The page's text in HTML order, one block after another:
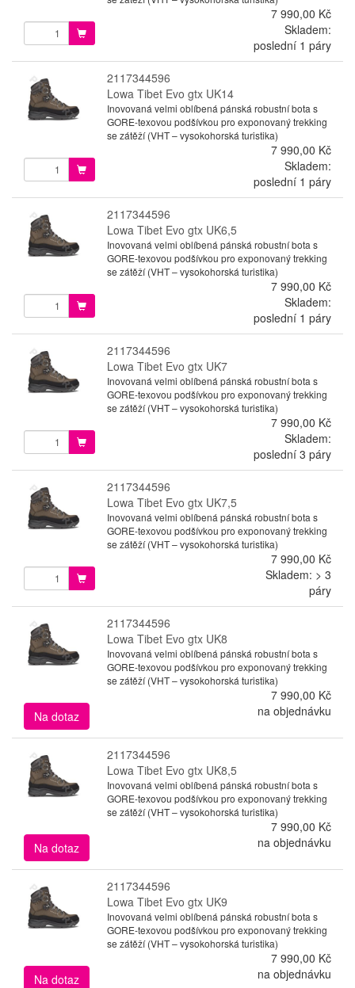
7 990,00 Kč
Skladem:
poslední 1 páry
2117344596
Lowa Tibet Evo gtx UK14
Inovovaná velmi oblíbená pánská robustní bota s
GORE-texovou podšívkou pro exponovaný trekking
se zátěží (VHT – vysokohorská turistika)
7 990,00 Kč
Skladem:
poslední 1 páry
2117344596
Lowa Tibet Evo gtx UK6,5
Inovovaná velmi oblíbená pánská robustní bota s
GORE-texovou podšívkou pro exponovaný trekking
se zátěží (VHT – vysokohorská turistika)
7 990,00 Kč
Skladem:
poslední 1 páry
2117344596
Lowa Tibet Evo gtx UK7
Inovovaná velmi oblíbená pánská robustní bota s
GORE-texovou podšívkou pro exponovaný trekking
se zátěží (VHT – vysokohorská turistika)
7 990,00 Kč
Skladem:
poslední 3 páry
2117344596
Lowa Tibet Evo gtx UK7,5
Inovovaná velmi oblíbená pánská robustní bota s
GORE-texovou podšívkou pro exponovaný trekking
se zátěží (VHT – vysokohorská turistika)
7 990,00 Kč
Skladem: > 3
páry
2117344596
Lowa Tibet Evo gtx UK8
Inovovaná velmi oblíbená pánská robustní bota s
GORE-texovou podšívkou pro exponovaný trekking
se zátěží (VHT – vysokohorská turistika)
7 990,00 Kč
Na dotaz
na objednávku
2117344596
Lowa Tibet Evo gtx UK8,5
Inovovaná velmi oblíbená pánská robustní bota s
GORE-texovou podšívkou pro exponovaný trekking
se zátěží (VHT – vysokohorská turistika)
7 990,00 Kč
Na dotaz
na objednávku
2117344596
Lowa Tibet Evo gtx UK9
Inovovaná velmi oblíbená pánská robustní bota s
GORE-texovou podšívkou pro exponovaný trekking
se zátěží (VHT – vysokohorská turistika)
7 990,00 Kč
Na dotaz
na objednávku